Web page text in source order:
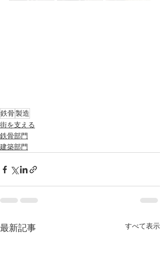
鉄骨製造
街を支える
鉄骨部門
建築部門
最新記事 すべて表示